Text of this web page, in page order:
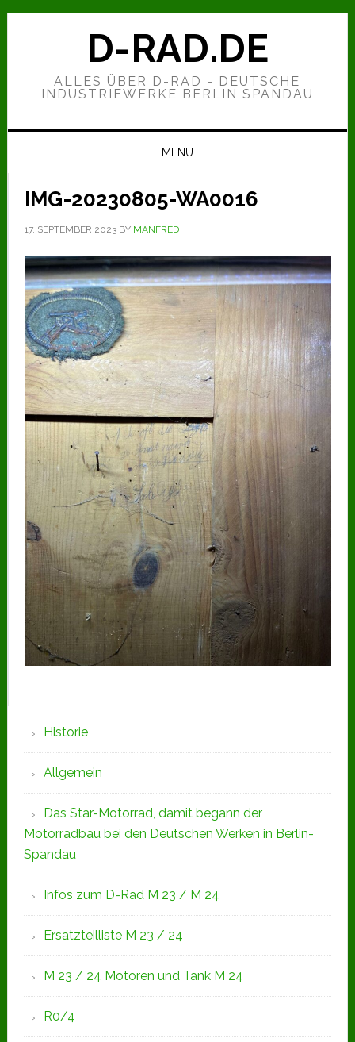
Zur
Hauptnavigation
Zum
Zur
D-RAD.DE
ALLES ÜBER D-RAD - DEUTSCHE
INDUSTRIEWERKE BERLIN SPANDAU
MENU
IMG-20230805-WA0016
17. SEPTEMBER 2023BY MANFRED
Seitenspalte
Historie
Allgemein
Das Star-Motorrad, damit begann der
Motorradbau bei den Deutschen Werken in Berlin-
Spandau
Infos zum D-Rad M 23 / M 24
Ersatzteilliste M 23 / 24
M 23 / 24 Motoren und Tank M 24
R0/4